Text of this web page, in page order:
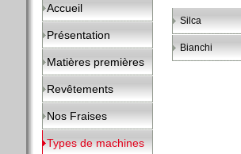
Accueil
Présentation
Matières premières
Revêtements
Nos Fraises
Types de machines
Silca
Bianchi